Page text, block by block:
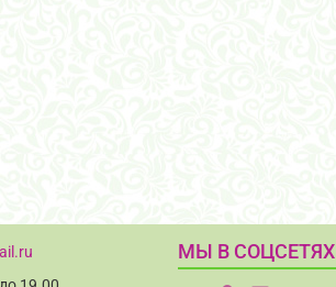
МЫ В СОЦСЕТЯХ